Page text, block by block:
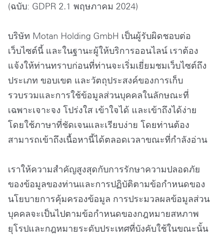
(ฉบับ: GDPR 2.1 พฤษภาคม 2024)
บริษัท Motan Holding GmbH เป็นผู้รับผิดชอบต่อ
เว็บไซต์นี้ และในฐานะผู้ให้บริการออนไลน์ เราต้อง
แจ้งให้ท่านทราบก่อนที่ท่านจะเริ่มเยี่ยมชมเว็บไซต์ถึง
ประเภท ขอบเขต และวัตถุประสงค์ของการเก็บ
รวบรวมและการใช้ข้อมูลส่วนบุคคลในลักษณะที่
เฉพาะเจาะจง โปร่งใส เข้าใจได้ และเข้าถึงได้ง่าย
โดยใช้ภาษาที่ชัดเจนและเรียบง่าย โดยท่านต้อง
สามารถเข้าถึงเนื้อหานี้ได้ตลอดเวลาขณะที่กำลังอ่าน
เราให้ความสำคัญสูงสุดกับการรักษาความปลอดภัย
ของข้อมูลของท่านและการปฏิบัติตามข้อกำหนดของ
นโยบายการคุ้มครองข้อมูล การประมวลผลข้อมูลส่วน
บุคคลจะเป็นไปตามข้อกำหนดของกฎหมายสหภาพ
ยุโรปและกฎหมายระดับประเทศที่บังคับใช้ในขณะนั้น